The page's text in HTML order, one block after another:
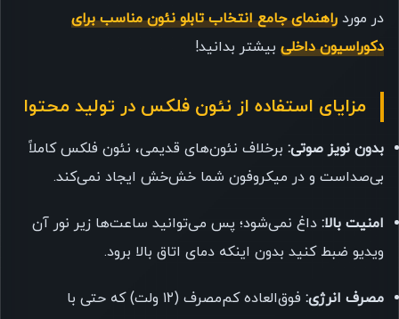
در مورد راهنمای جامع انتخاب تابلو نئون مناسب برای
دکوراسیون داخلی بیشتر بدانید!
مزایای استفاده از نئون فلکس در تولید محتوا
بدون نویز صوتی: برخلاف نئون‌های قدیمی، نئون فلکس کاملاً
بی‌صداست و در میکروفون شما خش‌خش ایجاد نمی‌کند.
امنیت بالا: داغ نمی‌شود؛ پس می‌توانید ساعت‌ها زیر نور آن
ویدیو ضبط کنید بدون اینکه دمای اتاق بالا برود.
مصرف انرژی:
فوق‌العاده کم‌مصرف (۱۲ ولت) که حتی با